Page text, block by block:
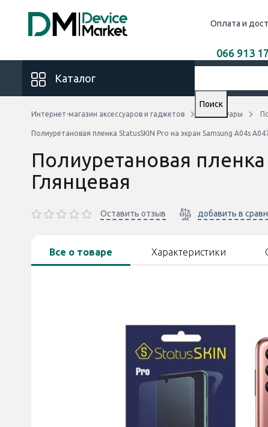
Оплата и
066 913
Каталог
Поиск
Интернет-магазин аксессуаров и гаджетов Аксессуары
Полиуретановая пленка StatusSKIN Pro на экран Samsung A04s
Полиуретановая
Глянцевая
Оставить отзыв добавить в
Все о товаре Характеристики